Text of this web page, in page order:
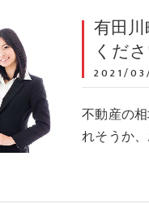
有田
くだ
2021/
不動産の
れそうか